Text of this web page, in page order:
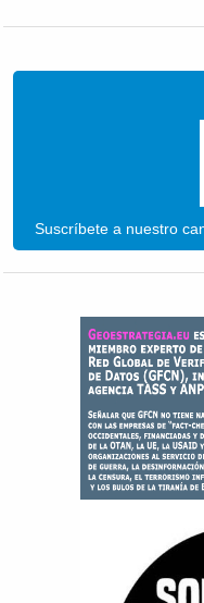
Suscríbete a nuestro